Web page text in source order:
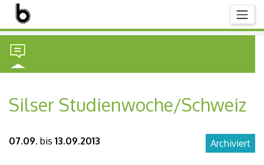
Silser Studienwoche/Schweiz
Archiviert
07.09. bis 13.09.2013